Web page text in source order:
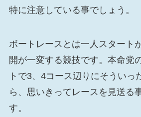
特に注意している事でしょう。
ボートレースとは一人スタート
開が一変する競技です。本命党
トで3、4コース辺りにそういっ
ら、思いきってレースを見送る
す。